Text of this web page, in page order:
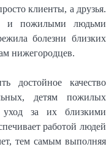
клиенты, а друзья.
и пожилыми людьми
болезни близких
нижегородцев.
достойное качество
детям пожилых
уход за их близкими
работой людей
тем самым выполняя